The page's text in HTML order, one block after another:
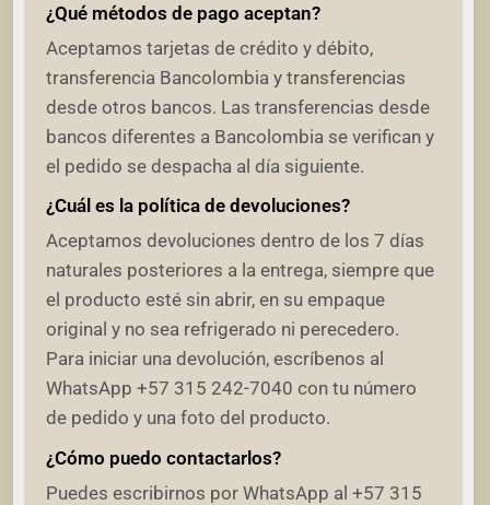
¿Qué métodos de pago aceptan?
Aceptamos tarjetas de crédito y débito,
transferencia Bancolombia y transferencias
desde otros bancos. Las transferencias desde
bancos diferentes a Bancolombia se verifican y
el pedido se despacha al día siguiente.
¿Cuál es la política de devoluciones?
Aceptamos devoluciones dentro de los 7 días
naturales posteriores a la entrega, siempre que
el producto esté sin abrir, en su empaque
original y no sea refrigerado ni perecedero.
Para iniciar una devolución, escríbenos al
WhatsApp +57 315 242-7040 con tu número
de pedido y una foto del producto.
¿Cómo puedo contactarlos?
Puedes escribirnos por WhatsApp al +57 315